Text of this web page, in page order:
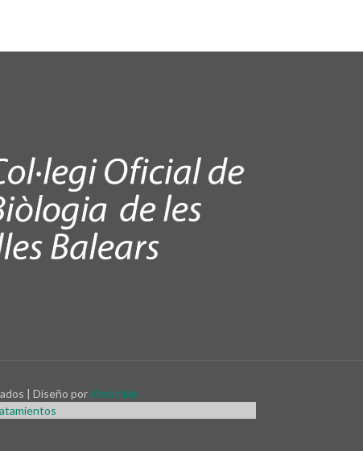
| Diseño porWebinlab